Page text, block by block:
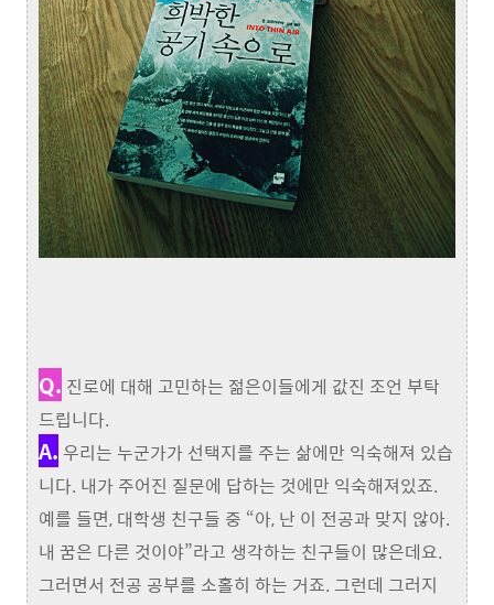
Q. 진로에 대해 고민하는 젊은이들에게 값진 조언 부탁
드립니다.
A. 우리는 누군가가 선택지를 주는 삶에만 익숙해져 있습
니다. 내가 주어진 질문에 답하는 것에만 익숙해져있죠.
예를 들면, 대학생 친구들 중 “아, 난 이 전공과 맞지 않아.
내 꿈은 다른 것이야”라고 생각하는 친구들이 많은데요.
그러면서 전공 공부를 소홀히 하는 거죠. 그런데 그러지